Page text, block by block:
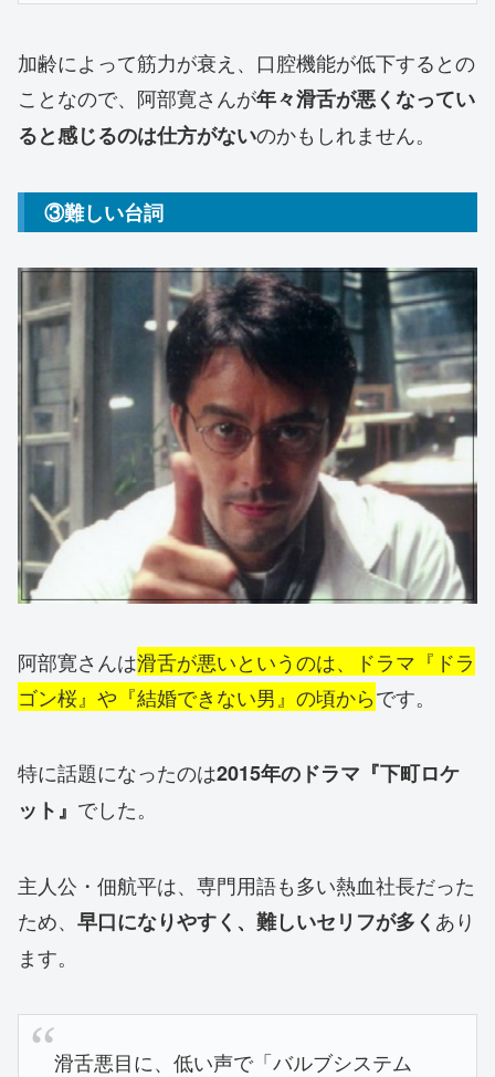
加齢によって筋力が衰え、口腔機能が低下するとの
ことなので、阿部寛さんが年々滑舌が悪くなってい
ると感じるのは仕方がないのかもしれません。
③難しい台詞
阿部寛さんは滑舌が悪いというのは、ドラマ『ドラ
ゴン桜』や『結婚できない男』の頃からです。
特に話題になったのは2015年のドラマ『下町ロケ
ット』 でした。
主人公・佃航平は、専門用語も多い熱血社長だった
ため、 早口になりやすく、難しいセリフが多く あり
ます。
滑舌悪目に、低い声で「バルブシステム